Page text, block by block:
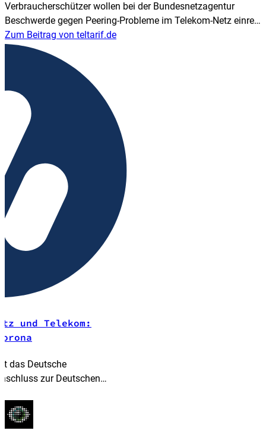
Verbrau­cher­schützer wollen bei der Bundes­netz­agentur
Beschwerde gegen Peering-Probleme im Telekom-Netz einrei­
chen.
Zum Beitrag von teltarif.de
und Telekom:
das Deutsche
zur Deutschen